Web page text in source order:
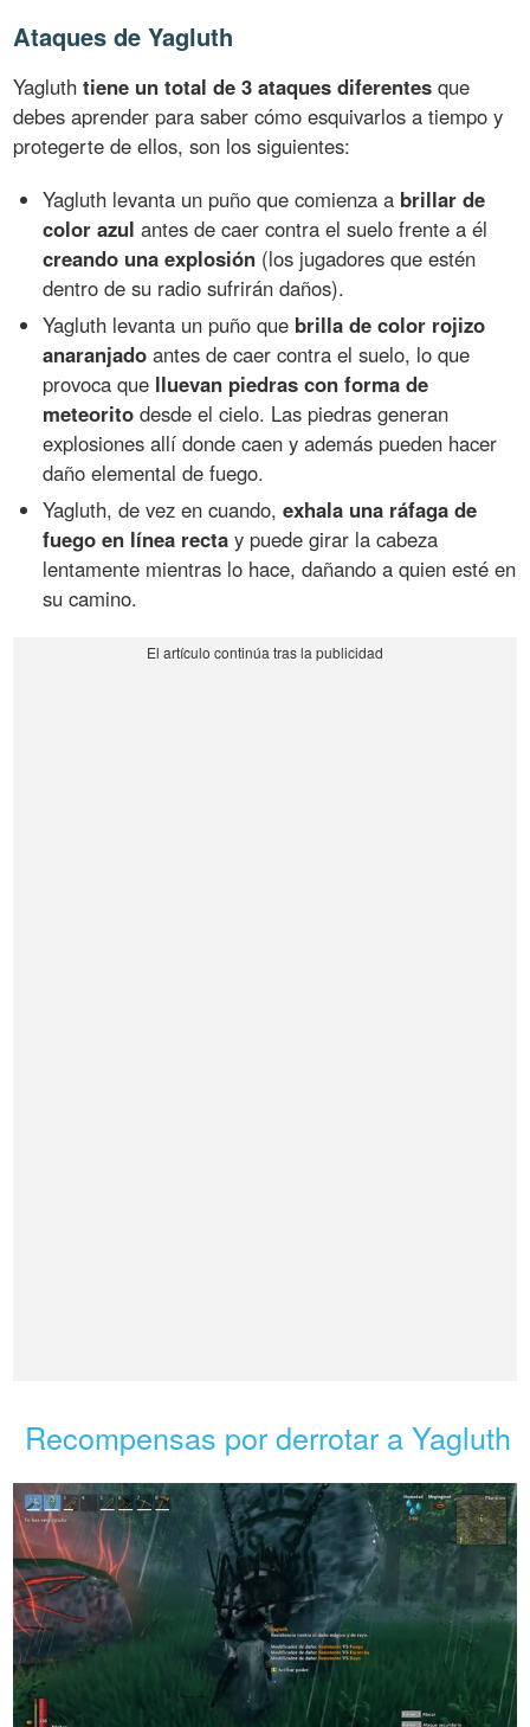
Ataques de Yagluth
Yagluthtiene un total de 3 ataques diferentes que
debes aprender para saber cómo esquivarlos a tiempo y
protegerte de ellos, son los siguientes:
Yagluth levanta un puño que comienza a brillar de
color azul antes de caer contra el suelo frente a él
creando una explosión (los jugadores que estén
dentro de su radio sufrirán daños).
Yagluth levanta un puño que brilla de color rojizo
anaranjado antes de caer contra el suelo, lo que
provoca que lluevan piedras con forma de
meteorito desde el cielo. Las piedras generan
explosiones allí donde caen y además pueden hacer
daño elemental de fuego.
Yagluth, de vez en cuando,exhala una ráfaga de
fuego en línea recta y puede girar la cabeza
lentamente mientras lo hace, dañando a quien esté en
su camino.
Recompensas por derrotar a Yagluth